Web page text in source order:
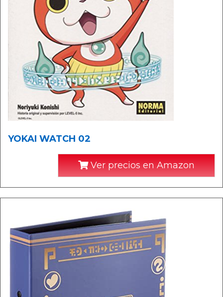
YOKAI WATCH 02
Ver precios en Amazon